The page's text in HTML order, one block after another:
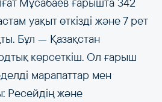
уақыт өткізді және 7 рет
Бұл — Қазақстан
көрсеткіш. Ол ғарыш
марапаттар мен
Ресейдің және